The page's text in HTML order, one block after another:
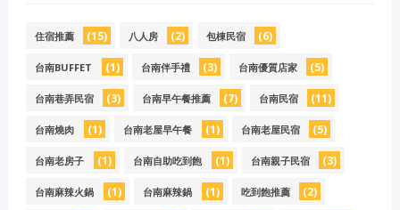
住宿推薦 (15) 八人房 (2) 包棟民宿 (6)
台南BUFFET (1) 台南伴手禮 (3) 台南優質店家 (5)
台南巷弄民宿 (3) 台南早午餐推薦 (7) 台南民宿 (11)
台南燒肉 (1) 台南老屋早午餐 (1) 台南老屋民宿 (5)
台南老房子 (1) 台南自助吃到飽 (1) 台南親子民宿 (3)
台南麻辣火鍋 (1) 台南麻辣鍋 (1) 吃到飽推薦 (2)